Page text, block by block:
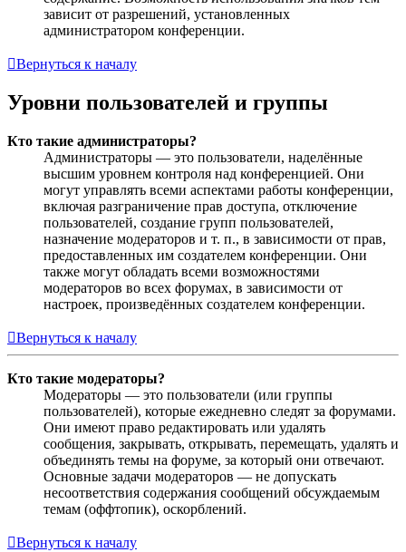
зависит от разрешений, установленных
администратором конференции.
Вернуться к началу
Уровни пользователей и группы
Кто такие администраторы?
Администраторы — это пользователи, наделённые
высшим уровнем контроля над конференцией. Они
могут управлять всеми аспектами работы конференции,
включая разграничение прав доступа, отключение
пользователей, создание групп пользователей,
назначение модераторов и т. п., в зависимости от прав,
предоставленных им создателем конференции. Они
также могут обладать всеми возможностями
модераторов во всех форумах, в зависимости от
настроек, произведённых создателем конференции.
Вернуться к началу
Кто такие модераторы?
Модераторы — это пользователи (или группы
пользователей), которые ежедневно следят за форумами.
Они имеют право редактировать или удалять
сообщения, закрывать, открывать, перемещать, удалять и
объединять темы на форуме, за который они отвечают.
Основные задачи модераторов — не допускать
несоответствия содержания сообщений обсуждаемым
темам (оффтопик), оскорблений.
Вернуться к началу